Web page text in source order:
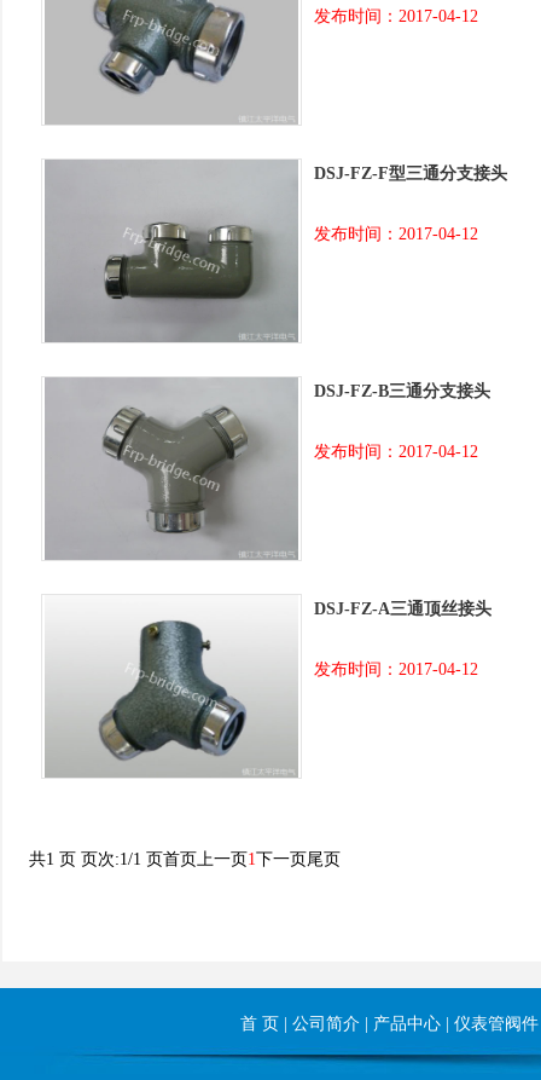
发布时间：2017-04-12
DSJ-FZ-F型三通分支接头
发布时间：2017-04-12
DSJ-FZ-B三通分支接头
发布时间：2017-04-12
DSJ-FZ-A三通顶丝接头
发布时间：2017-04-12
共1 页 页次:1/1 页首页上一页1下一页尾页
首 页 公司简介| 产品中心| 仪表管阀件